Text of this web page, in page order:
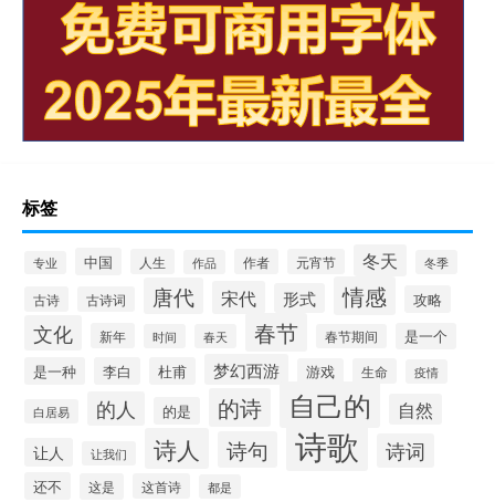
标签
专业 中国 人生 作品 作者 元宵节 冬天 冬季
古诗 古诗词 唐代 宋代 形式 情感 攻略
文化 新年 时间 春天 春节 春节期间 是一个
是一种 李白 杜甫 梦幻西游 游戏 生命 疫情
白居易 的人 的是 的诗 自己的 自然
让人 让我们 诗人 诗句 诗歌 诗词
还不 这是 这首诗 都是